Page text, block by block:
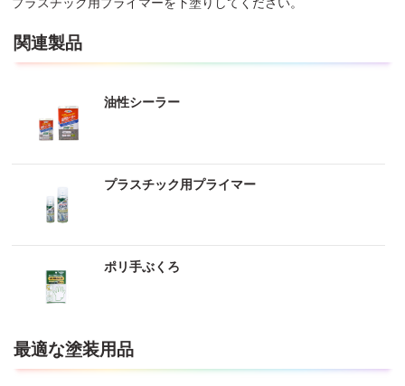
関連製品
油性シーラー
プラスチック用プライマー
ポリ手ぶくろ
最適な塗装用品